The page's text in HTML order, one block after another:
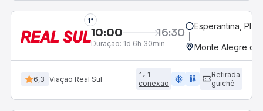
1°
10:00 16:30
Duração: 1d 6h 30min
Esperantina, PI
Monte Alegre do
6,3 Viação Real Sul
1
conexão
ac_unit wc
Retirada
guichê